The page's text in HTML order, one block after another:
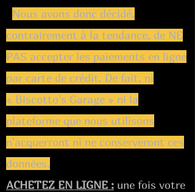
Nous avons donc décidé,
contrairement à la tendance, de NE
PAS accepter les paiements en ligne
par carte de crédit. De fait, ni
« Biscotto's Garage » ni la
plateforme que nous utilisons
n'acquerront ni ne conserveront ces
données.
ACHETEZ EN LIGNE : une fois votre